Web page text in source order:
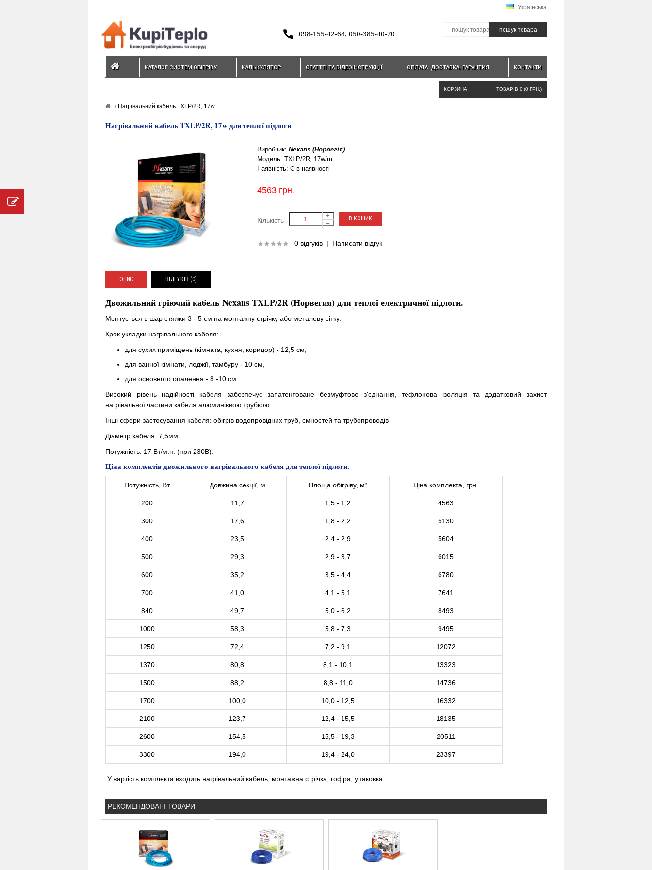
Українська
пошук товара
098-155-42-68, 050-385-40-70
КАТАЛОГ СИСТЕМ ОБІГРІВУ КАЛЬКУЛЯТОР СТАТТТІ ТА ВІДЕОІНСТРУКЦІЇ ОПЛАТА. ДОСТАВКА. ГАРАНТИЯ КОНТАКТИ
КОРЗИНА ТОВАРІВ 0 (0 ГРН.)
Нагрівальний кабель TXLP/2R, 17w
Нагрівальний кабель TXLP/2R, 17w для теплої підлоги
Виробник: Nexans (Норвегія)
Модель: TXLP/2R, 17w/m
Наявність: Є в наявності
4563 грн.
Кількість
0 відгуків | Написати відгук
ОПИС ВІДГУКІВ (0)
Двожильний гріючий кабель Nexans TXLP/2R (Норвегия) для теплої електричної підлоги.
Монтується в шар стяжки 3 - 5 см на монтажну стрічку або металеву сітку.
Крок укладки нагрівального кабеля:
для сухих приміщень (кімната, кухня, коридор) - 12,5 см,
для ванної кімнати, лоджії, тамбуру - 10 см,
для основного опалення - 8 -10 см.
Високий рівень надійності кабеля забезпечує запатентоване безмуфтове з'єднання, тефлонова ізоляція та додатковий захист
нагрівальної частини кабеля алюминієвою трубкою.
Інші сфери застосування кабеля: обігрів водопровідних труб, ємностей та трубопроводів
Діаметр кабеля: 7,5мм
Потужність: 17 Вт/м.п. (при 230В).
Ціна комплектів двожильного нагрівального кабеля для теплої підлоги.
Потужність, Вт Довжина секції, м Площа обігріву, м² Ціна комплекта, грн.
200 11,7 1,5 - 1,2 4563
300 17,6 1,8 - 2,2 5130
400 23,5 2,4 - 2,9 5604
500 29,3 2,9 - 3,7 6015
600 35,2 3,5 - 4,4 6780
700 41,0 4,1 - 5,1 7641
840 49,7 5,0 - 6,2 8493
1000 58,3 5,8 - 7,3 9495
1250 72,4 7,2 - 9,1 12072
1370 80,8 8,1 - 10,1 13323
1500 88,2 8,8 - 11,0 14736
1700 100,0 10,0 - 12,5 16332
2100 123,7 12,4 - 15,5 18135
2600 154,5 15,5 - 19,3 20511
3300 194,0 19,4 - 24,0 23397
У вартість комплекта входить нагрівальний кабель, монтажна стрічка, гофра, упаковка.
РЕКОМЕНДОВАНІ ТОВАРИ